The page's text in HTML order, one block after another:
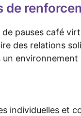
pauses café
des relations
un
individuelles et